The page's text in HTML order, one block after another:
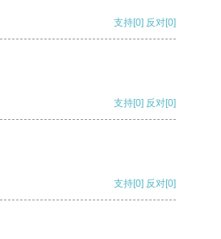
支持[0] 反对[0]
支持[0] 反对[0]
支持[0] 反对[0]